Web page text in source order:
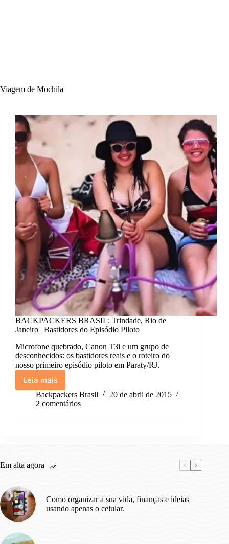
Viagem de Mochila
BACKPACKERS BRASIL: Trindade, Rio de
Janeiro | Bastidores do Episódio Piloto
Microfone quebrado, Canon T3i e um grupo de
desconhecidos: os bastidores reais e o roteiro do
nosso primeiro episódio piloto em Paraty/RJ.
Leia maisBACKPACKERS
BRASIL:
Trindade,
de
do
Episódio
Backpackers Brasil
20 de abril de 2015
2 comentários
Em alta agora
Como organizar a sua vida, finanças e ideias
usando apenas o celular.